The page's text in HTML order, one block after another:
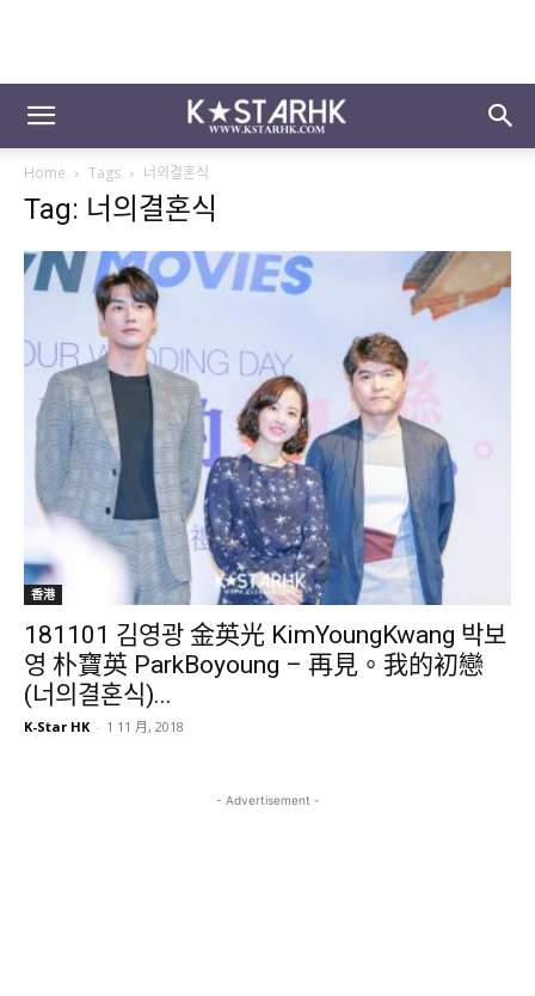
Home Tags 너의결혼식
Tag: 너의결혼식
香港
181101 김영광 金英光 KimYoungKwang 박보
영 朴寶英 ParkBoyoung – 再見。我的初戀
(너의결혼식)...
K-Star HK - 1 11 月, 2018
- Advertisement -